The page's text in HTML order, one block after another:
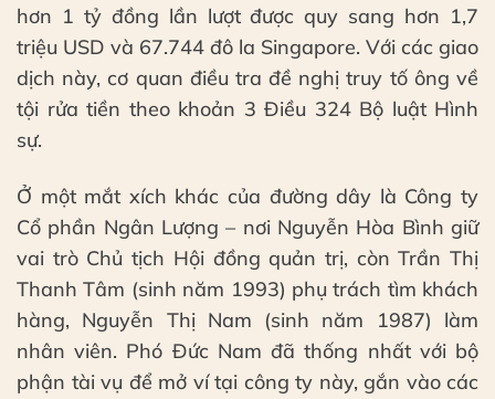
hơn 1 tỷ đồng lần lượt được quy sang hơn 1,7
triệu USD và 67.744 đô la Singapore. Với các giao
dịch này, cơ quan điều tra đề nghị truy tố ông về
tội rửa tiền theo khoản 3 Điều 324 Bộ luật Hình
sự.
Ở một mắt xích khác của đường dây là Công ty
Cổ phần Ngân Lượng – nơi Nguyễn Hòa Bình giữ
vai trò Chủ tịch Hội đồng quản trị, còn Trần Thị
Thanh Tâm (sinh năm 1993) phụ trách tìm khách
hàng, Nguyễn Thị Nam (sinh năm 1987) làm
nhân viên. Phó Đức Nam đã thống nhất với bộ
phận tài vụ để mở ví tại công ty này, gắn vào các